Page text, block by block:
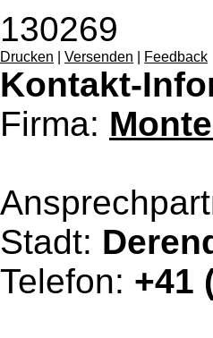
130269
Drucken Versenden Feedback
Kontakt-
Firma:
Stadt:
Telefon: +41